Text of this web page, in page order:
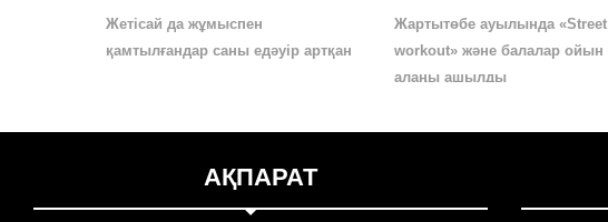
Жетісай да жұмыспен
қамтылғандар саны едәуір артқан
Жартытөбе ауылында «Street
workout» және балалар ойын
алаңы ашылды
АҚПАРАТ